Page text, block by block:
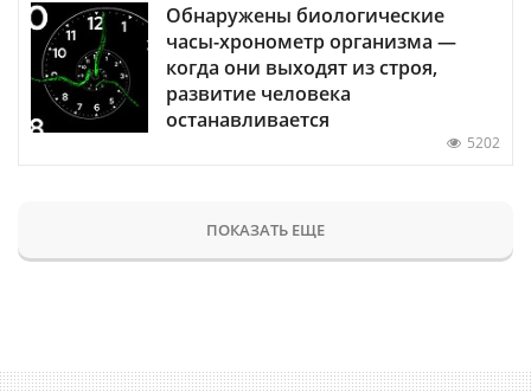
Обнаружены биологические
часы-хронометр организма —
когда они выходят из строя,
развитие человека
останавливается
5202
ПОКАЗАТЬ ЕЩЕ